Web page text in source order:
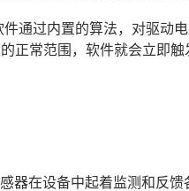
通过内置的算法，对驱动
常范围，软件就会立即触
器在设备中起着监测和反